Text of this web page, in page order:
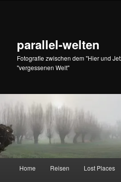
parallel-welten
Fotografie zwischen dem "Hier und
"vergessenen Welt"
Home Reisen Lost Places